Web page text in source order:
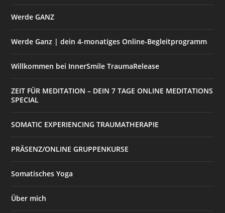
Werde GANZ
Werde Ganz | dein 4-monatiges Online-Begleitprogramm
Willkommen bei InnerSmile TraumaRelease
ZEIT FÜR MEDITATION – DEIN 7 TAGE ONLINE MEDITATIONS
SPECIAL
SOMATIC EXPERIENCING TRAUMATHERAPIE
PRÄSENZ/ONLINE GRUPPENKURSE
Somatisches Yoga
Über mich